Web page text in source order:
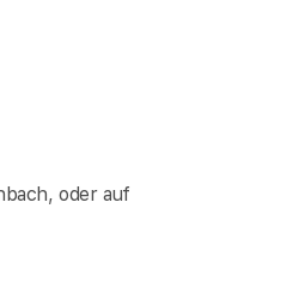
oder auf